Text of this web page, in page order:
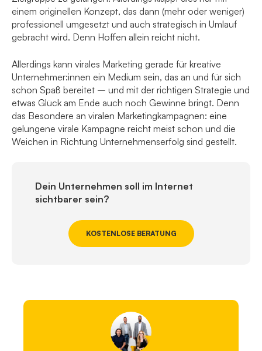
einem originellen Konzept, das dann (mehr oder weniger)
professionell umgesetzt und auch strategisch in Umlauf
gebracht wird. Denn Hoffen allein reicht nicht.
Allerdings kann virales Marketing gerade für kreative
Unternehmer:innen ein Medium sein, das an und für sich
schon Spaß bereitet – und mit der richtigen Strategie und
etwas Glück am Ende auch noch Gewinne bringt. Denn
das Besondere an viralen Marketingkampagnen: eine
gelungene virale Kampagne reicht meist schon und die
Weichen in Richtung Unternehmenserfolg sind gestellt.
Dein Unternehmen soll im Internet
sichtbarer sein?
KOSTENLOSE BERATUNG